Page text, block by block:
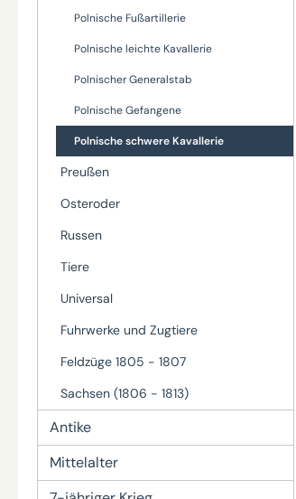
Polnische Fußartillerie
Polnische leichte Kavallerie
Polnischer Generalstab
Polnische Gefangene
Polnische schwere Kavallerie
Preußen
Osteroder
Russen
Tiere
Universal
Fuhrwerke und Zugtiere
Feldzüge 1805 - 1807
Sachsen (1806 - 1813)
Antike
Mittelalter